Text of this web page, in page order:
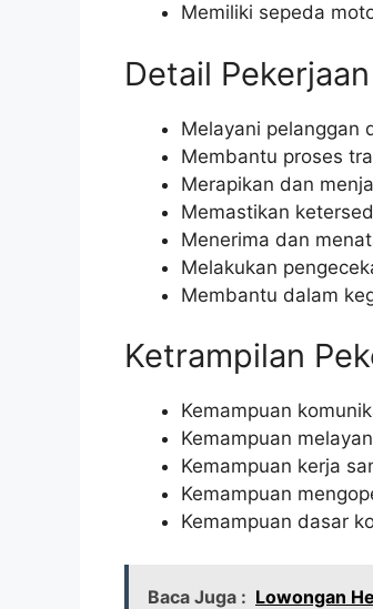
Memiliki sepeda
Detail Pekerjaan
Melayani pelanggan
Membantu proses
Merapikan dan
Memastikan
Menerima dan
Melakukan
Membantu dalam
Ketrampilan
Kemampuan
Kemampuan
Kemampuan kerja
Kemampuan
Kemampuan dasar
Baca Juga : Lowongan